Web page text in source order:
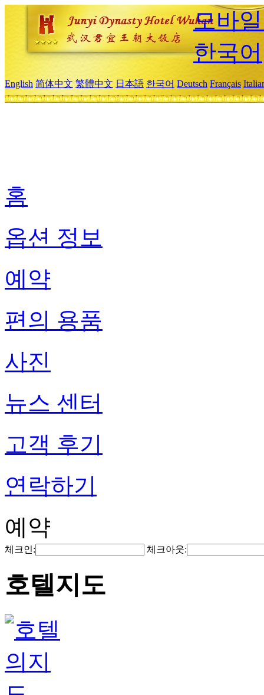
모바
한국어
English 简体中文 繁體中文 日本語 한국어 Deutsch Français
홈
옵션 정보
예약
편의 용품
사진
뉴스 센터
고객 후기
연락하기
예약
체크인: 체크아웃:
호텔지도